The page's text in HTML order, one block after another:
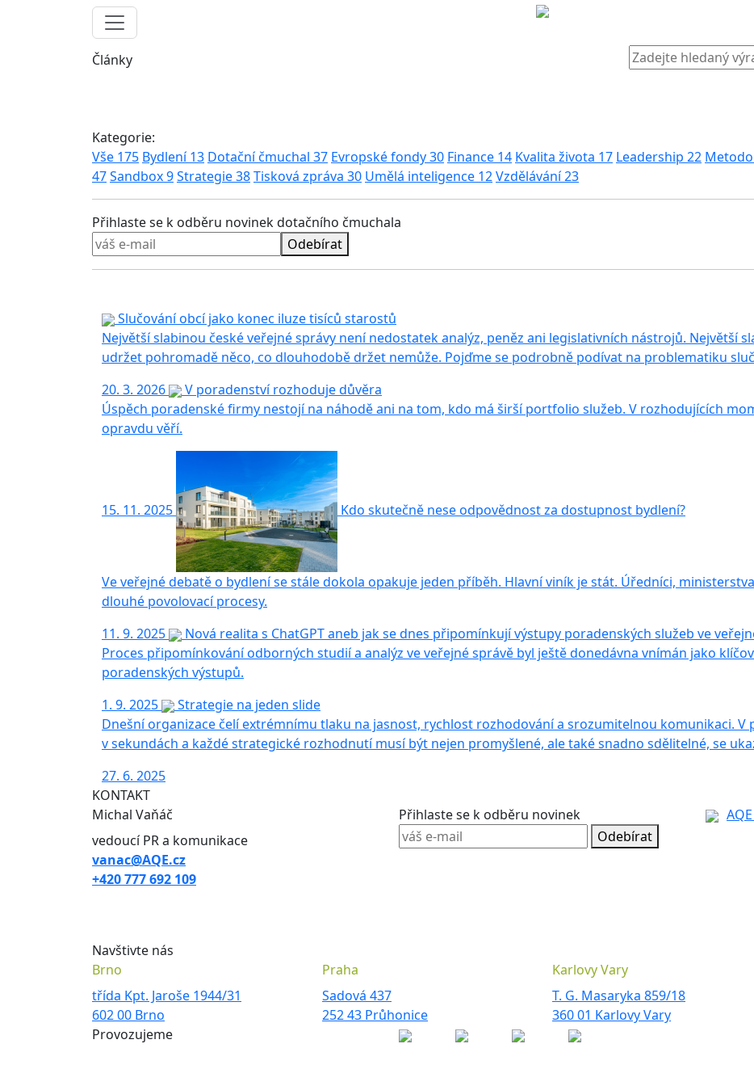
Články
Kategorie:
Vše 175 Bydlení13 Dotační čmuchal 37 Evropské fondy30 Finance 14 Kvalita života 17 Leadership 22
47Sandbox9Strategie38Tisková zpráva 30 Umělá inteligence 12Vzdělávání23
Přihlaste se k odběru novinek dotačního čmuchala
Odebírat
Slučování obcí jako konec iluze tisíců starostů
Největší slabinou české veřejné správy není nedostatek analýz, peněz ani legislativních nástrojů. Největší
udržet pohromadě něco, co dlouhodobě držet nemůže. Pojďme se podrobně podívat na problematiku
20. 3. 2026
V poradenství rozhoduje důvěra
Úspěch poradenské firmy nestojí na náhodě ani na tom, kdo má širší portfolio služeb. V rozhodujících
opravdu věří.
15. 11. 2025 Kdo skutečně nese odpovědnost za dostupnost bydlení?
Ve veřejné debatě o bydlení se stále dokola opakuje jeden příběh. Hlavní viník je stát. Úředníci,
dlouhé povolovací procesy.
11. 9. 2025
Nová realita s ChatGPT aneb jak se dnes připomínkují výstupy poradenských služeb ve
Proces připomínkování odborných studií a analýz ve veřejné správě byl ještě donedávna vnímán jako
poradenských výstupů.
1. 9. 2025
Strategie na jeden slide
Dnešní organizace čelí extrémnímu tlaku na jasnost, rychlost rozhodování a srozumitelnou komunikaci.
v sekundách a každé strategické rozhodnutí musí být nejen promyšlené, ale také snadno sdělitelné, se
27. 6. 2025
KONTAKT
Michal Vaňáč
vedoucí PR a komunikace
vanac@AQE.cz
+420 777 692 109
Přihlaste se k odběru novinek
Odebírat
Navštivte nás
Brno
třída Kpt. Jaroše 1944/31
602 00 Brno
Praha
Sadová 437
252 43 Průhonice
Karlovy Vary
T. G. Masaryka 859/18
360 01 Karlovy Vary
Provozujeme